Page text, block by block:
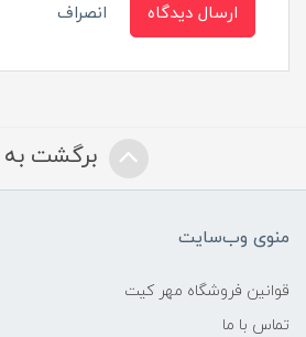
ارسال دیدگاه انصراف
برگشت به
منوی وب‌سایت
قوانین فروشگاه مهر کیت
تماس با ما